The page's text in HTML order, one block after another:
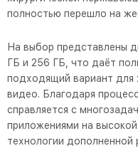
полностью перешло на
На выбор представлены
ГБ и 256 ГБ, что даёт
подходящий вариант для
видео. Благодаря
справляется с
приложениями на
технологии дополненной